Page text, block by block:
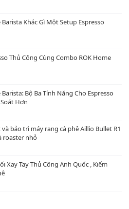
Khác Gì Một Setup Espresso
Thủ Công Cùng Combo ROK Home
Bộ Ba Tính Năng Cho Espresso
Hơn
bảo trì máy rang cà phê Aillio Bullet R1
roaster nhỏ
Xay Tay Thủ Công Anh Quốc , Kiểm